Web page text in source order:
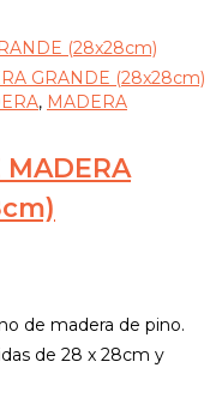
, MADERA
MADERA
de madera de pino.
de 28 x 28cm y